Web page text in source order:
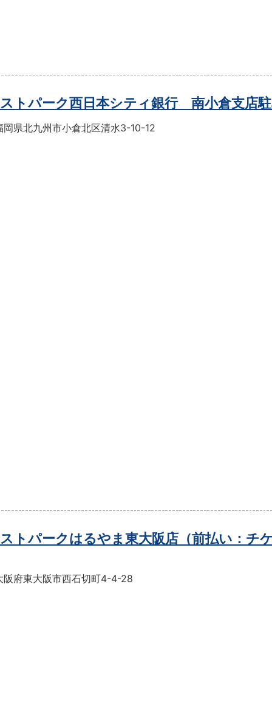
ストパーク西日本シティ銀行 南小倉支店
岡県北九州市小倉北区清水3-10-12
ストパークはるやま東大阪店（前払い：チ
阪府東大阪市西石切町4-4-28